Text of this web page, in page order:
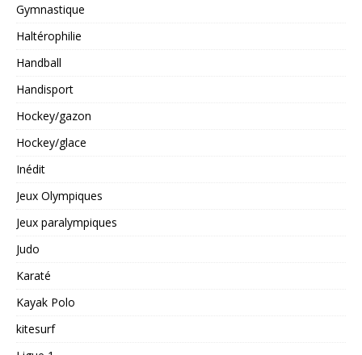
Gymnastique
Haltérophilie
Handball
Handisport
Hockey/gazon
Hockey/glace
Inédit
Jeux Olympiques
Jeux paralympiques
Judo
Karaté
Kayak Polo
kitesurf